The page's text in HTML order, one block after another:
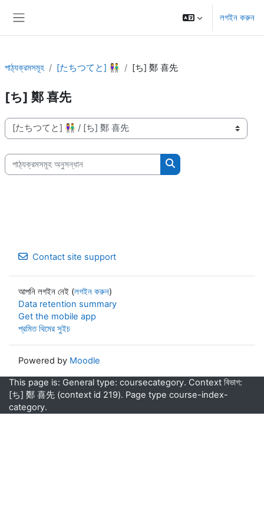
লগইন করুন
পাঠ্যক্রমসমূহ [たちつてと] 👫 [ち] 鄭 喜先
[ち] 鄭 喜先
পাঠ্যক্রম বিভাগসমূহ
পাঠ্যক্রমসমূহ অনুসন্ধান
পাঠ্যক্রমসমূহ অনুসন্ধান
Contact site support
আপনি লগইন নেই (লগইন করুন)
Data retention summary
Get the mobile app
প্রমিত থিমের সুইচ
Powered by Moodle
This page is: General type: coursecategory. Context বিভাগ:
[ち] 鄭 喜先 (context id 219). Page type course-index-
category.